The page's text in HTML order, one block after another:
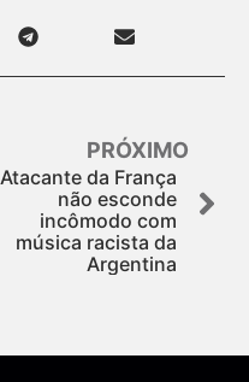
PRÓXIMO
Atacante da França
não esconde
incômodo com
música racista da
Argentina